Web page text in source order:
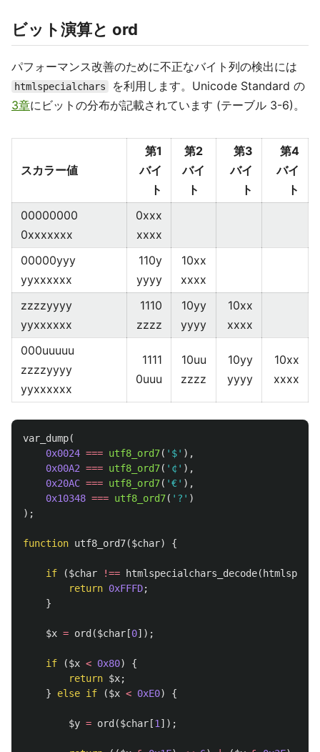
ビット演算と ord
パフォーマンス改善のために不正なバイト列の検出には
htmlspecialchars
を利用します。Unicode Standard の
3章にビットの分布が記載されています (テーブル 3-6)。
スカラー値
第1
バイ
ト
第2
バイ
ト
第3
バイ
ト
第4
バイ
ト
00000000
0xxxxxxx
0xxx
xxxx
00000yyy
yyxxxxxx
110y
yyyy
10xx
xxxx
zzzzyyyy
yyxxxxxx
1110
zzzz
10yy
yyyy
10xx
xxxx
000uuuuu
zzzzyyyy
yyxxxxxx
1111
0uuu
10uu
zzzz
10yy
yyyy
10xx
xxxx
var_dump(
0x0024 === utf8_ord7( '$' ),
0x00A2 === utf8_ord7( '¢' ),
0x20AC === utf8_ord7( '€' ),
0x10348 === utf8_ord7( '?' )
);
function utf8_ord7($char) {
if ($char !== htmlspecialchars_decode(
return 0xFFFD;
}
$x = ord ($char [0]);
if ($x < 0x80)
{
return $x;
}
else if ($x < 0xE0) {
$y = ord ($char [1 ]);